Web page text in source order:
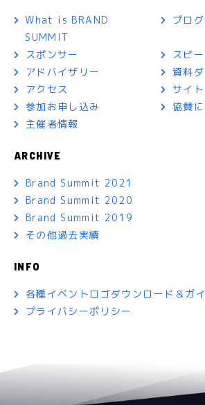
What is BRAND
SUMMIT
プロ
スポンサー
スピ
アドバイザリー
資料
アクセス
サイ
参加お申し込み
協賛
主催者情報
ARCHIVE
Brand Summit 2021
Brand Summit 2020
Brand Summit 2019
その他過去実績
INFO
各種イベントロゴダウンロード＆ガ
プライバシーポリシー